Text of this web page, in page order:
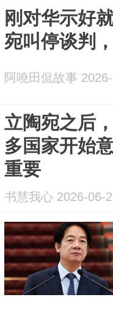
刚对华示好
宛叫停谈判
阿嘵田侃故事
立陶宛之后
多国家开始
重要
书慧我心 2026-06-